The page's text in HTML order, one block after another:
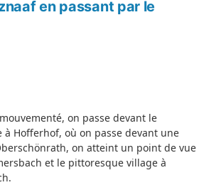
en passant par le
on passe devant le
Hofferhof, où on passe devant une
on atteint un point de vue
et le pittoresque village à